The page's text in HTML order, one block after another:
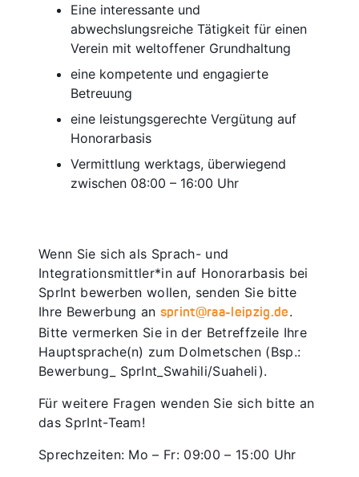
Eine interessante und
abwechslungsreiche Tätigkeit für einen
Verein mit weltoffener Grundhaltung
eine kompetente und engagierte
Betreuung
eine leistungsgerechte Vergütung auf
Honorarbasis
Vermittlung werktags, überwiegend
zwischen 08:00 – 16:00 Uhr
Wenn Sie sich als Sprach- und
Integrationsmittler*in auf Honorarbasis bei
SprInt bewerben wollen, senden Sie bitte
Ihre Bewerbung an sprint@raa-leipzig.de.
Bitte vermerken Sie in der Betreffzeile Ihre
Hauptsprache(n) zum Dolmetschen (Bsp.:
Bewerbung_ SprInt_Swahili/Suaheli).
Für weitere Fragen wenden Sie sich bitte an
das SprInt-Team!
Sprechzeiten: Mo – Fr: 09:00 – 15:00 Uhr